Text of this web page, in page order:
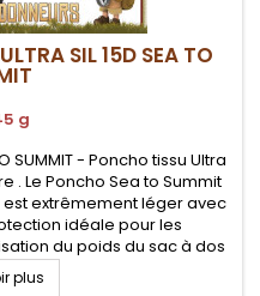
SIL 15D SEA TO
g
SUMMIT - Poncho tissu Ultra
. Le Poncho Sea to Summit
est extrêmement léger avec
idéale pour les
du poids du sac à dos
plus